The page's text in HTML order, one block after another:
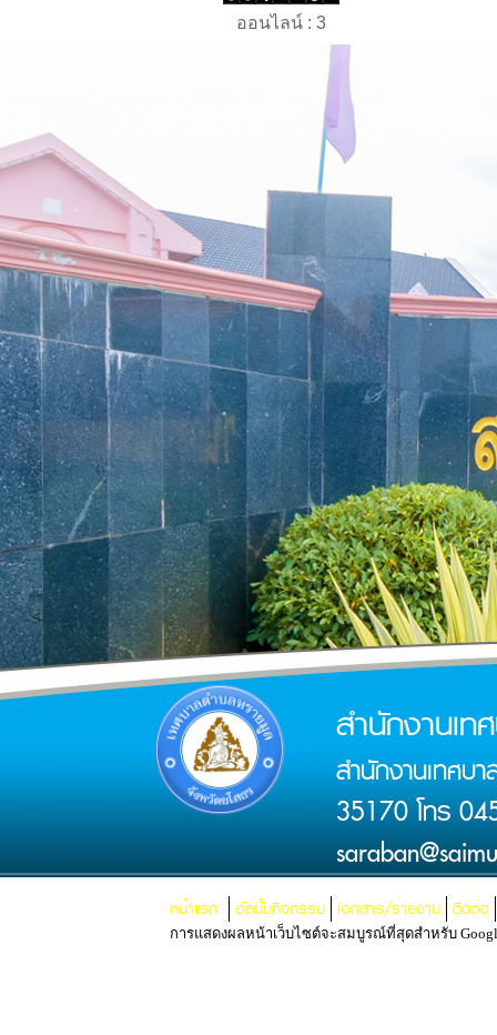
ออนไลน์ : 3
สำนักงานเ
สำนักงานเทศบ
35170 โทร
หน้าแรก อัลบั้มกิจกรรม เอกสาร/รายงาน ติดต่อ
การแสดงผลหน้าเว็บไซต์จะสมบูรณ์ที่สุดสำหรับ